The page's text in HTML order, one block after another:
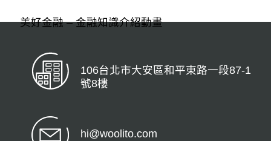
美好金融 – 金融知識介紹動畫
106台北市大安區和平東路一段87-1
號8樓
hi@woolito.com